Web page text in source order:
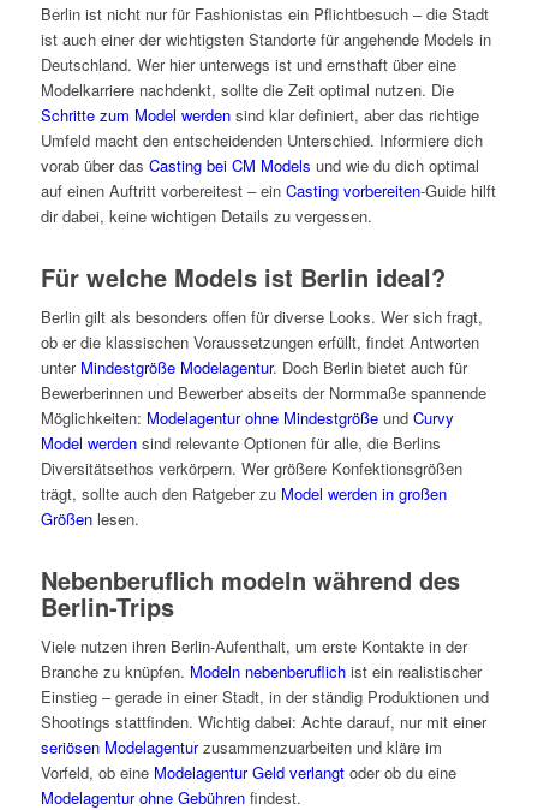
Berlin ist nicht nur für Fashionistas ein Pflichtbesuch – die Stadt
ist auch einer der wichtigsten Standorte für angehende Models in
Deutschland. Wer hier unterwegs ist und ernsthaft über eine
Modelkarriere nachdenkt, sollte die Zeit optimal nutzen. Die
Schritte zum Model werdensind klar definiert, aber das richtige
Umfeld macht den entscheidenden Unterschied. Informiere dich
vorab über das Casting bei CM Models und wie du dich optimal
auf einen Auftritt vorbereitest – ein Casting vorbereiten-Guide hilft
dir dabei, keine wichtigen Details zu vergessen.
Für welche Models ist Berlin ideal?
Berlin gilt als besonders offen für diverse Looks. Wer sich fragt,
ob er die klassischen Voraussetzungen erfüllt, findet Antworten
unter Mindestgröße Modelagentur. Doch Berlin bietet auch für
Bewerberinnen und Bewerber abseits der Normmaße spannende
Möglichkeiten: Modelagentur ohne Mindestgrößeund Curvy
Model werdensind relevante Optionen für alle, die Berlins
Diversitätsethos verkörpern. Wer größere Konfektionsgrößen
trägt, sollte auch den Ratgeber zu Model werden in großen
Größenlesen.
Nebenberuflich modeln während des
Berlin-Trips
Viele nutzen ihren Berlin-Aufenthalt, um erste Kontakte in der
Branche zu knüpfen. Modeln nebenberuflichist ein realistischer
Einstieg – gerade in einer Stadt, in der ständig Produktionen und
Shootings stattfinden. Wichtig dabei: Achte darauf, nur mit einer
seriösen Modelagenturzusammenzuarbeiten und kläre im
Vorfeld, ob eine Modelagentur Geld verlangtoder ob du eine
Modelagentur ohne Gebührenfindest.